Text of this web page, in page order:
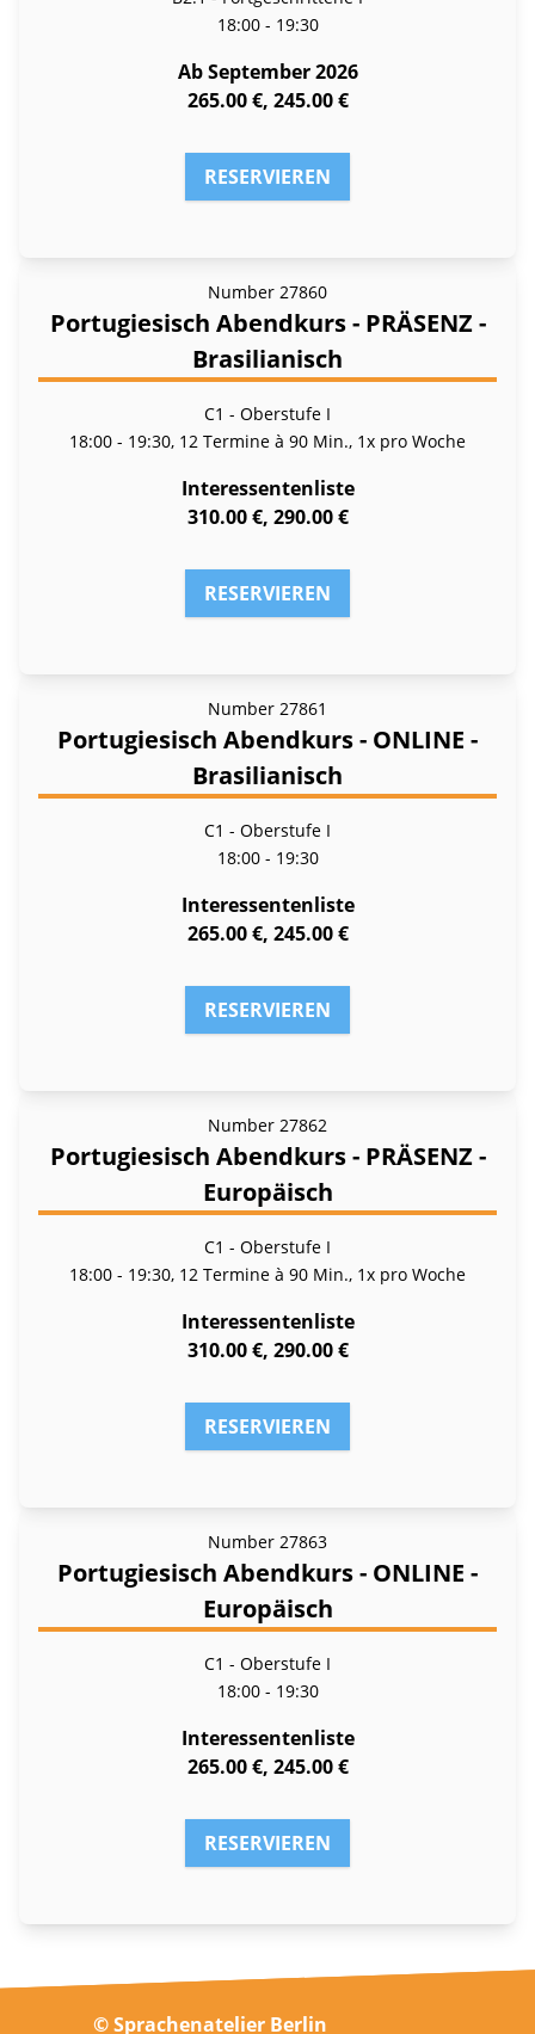
18:00 - 19:30
Ab September 2026
265.00 €, 245.00 €
RESERVIEREN
Number 27860
Portugiesisch Abendkurs - PRÄSENZ -
Brasilianisch
C1 - Oberstufe I
18:00 - 19:30, 12 Termine à 90 Min., 1x pro Woche
Interessentenliste
310.00 €, 290.00 €
RESERVIEREN
Number 27861
Portugiesisch Abendkurs - ONLINE -
Brasilianisch
C1 - Oberstufe I
18:00 - 19:30
Interessentenliste
265.00 €, 245.00 €
RESERVIEREN
Number 27862
Portugiesisch Abendkurs - PRÄSENZ -
Europäisch
C1 - Oberstufe I
18:00 - 19:30, 12 Termine à 90 Min., 1x pro Woche
Interessentenliste
310.00 €, 290.00 €
RESERVIEREN
Number 27863
Portugiesisch Abendkurs - ONLINE -
Europäisch
C1 - Oberstufe I
18:00 - 19:30
Interessentenliste
265.00 €, 245.00 €
RESERVIEREN
© Sprachenatelier Berlin